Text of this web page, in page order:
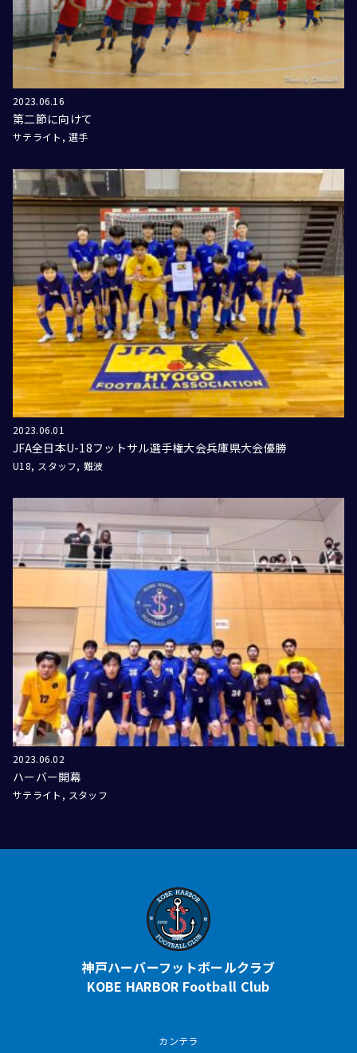
2023.06.16
第二節に向けて
サテライト 選手
2023.06.01
JFA全日本U-18フットサル選手権大会兵庫県大会優勝
U18 スタッフ 難波
2023.06.02
ハーバー開幕
サテライト スタッフ
神戸ハーバーフットボールクラブ
KOBE HARBOR Football Club
カンテラ